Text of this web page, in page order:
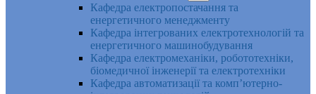
Кафедра електропостачання та
енергетичного менеджменту
Кафедра інтегрованих електротехнологій та
енергетичного машинобудування
Кафедра електромеханіки, робототехніки,
біомедичної інженерії та електротехніки
Кафедра автоматизації та комп’ютерно-